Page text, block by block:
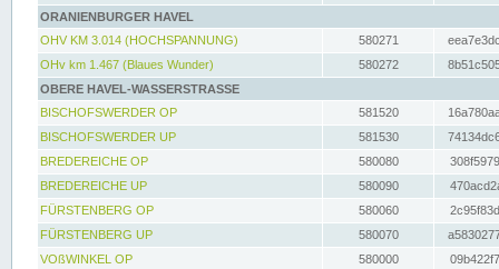
ORANIENBURGER HAVEL
OHV KM 3.014 (HOCHSPANNUNG)
580271
OHv km 1.467 (Blaues Wunder)
580272
OBERE HAVEL-WASSERSTRASSE
BISCHOFSWERDER OP
581520
BISCHOFSWERDER UP
581530
BREDEREICHE OP
580080
BREDEREICHE UP
580090
FÜRSTENBERG OP
580060
FÜRSTENBERG UP
580070
VOßWINKEL OP
580000